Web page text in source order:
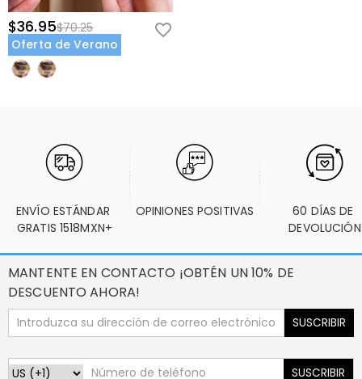
$36.95$70.25
Oferta de Verano
ENVÍO ESTÁNDAR
GRATIS 1518MXN+
OPINIONES POSITIVAS
60 DÍAS DE
DEVOLUCIÓN
MANTENTE EN CONTACTO ¡OBTÉN UN 10% DE
DESCUENTO AHORA!
SUSCRIBIR
SUSCRIBIR